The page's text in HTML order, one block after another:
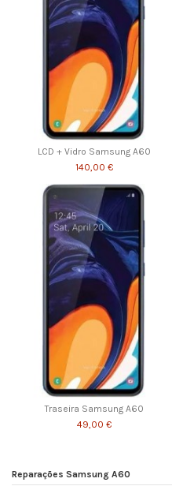
LCD + Vidro Samsung A60
140,00 €
Traseira Samsung A60
49,00 €
Reparações Samsung A60